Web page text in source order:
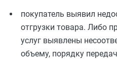
покупатель выявил
отгрузки товара. Либо
услуг выявлены
объему, порядку